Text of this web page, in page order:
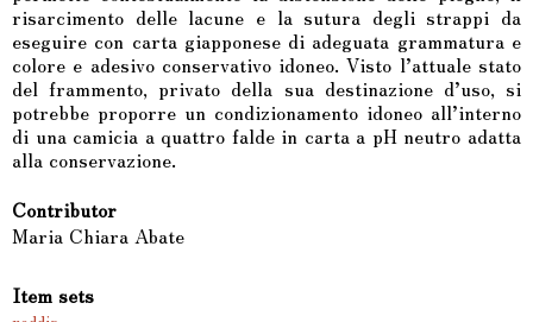
risarcimento delle lacune e la sutura degli strappi da
eseguire con carta giapponese di adeguata grammatura e
colore e adesivo conservativo idoneo. Visto l’attuale stato
del frammento, privato della sua destinazione d’uso, si
potrebbe proporre un condizionamento idoneo all’interno
di una camicia a quattro falde in carta a pH neutro adatta
alla conservazione.
Contributor
Maria Chiara Abate
Item sets